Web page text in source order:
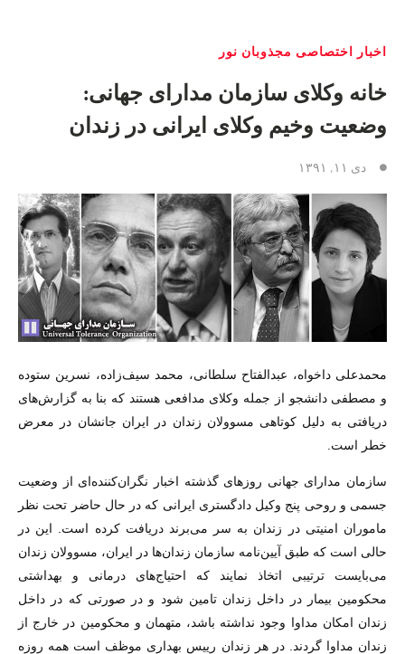
اخبار اختصاصی مجذوبان نور
خانه وکلای سازمان مدارای جهانی:
وضعیت وخیم وکلای ایرانی در زندان
دی ۱۱, ۱۳۹۱
محمدعلی داخواه، عبدالفتاح سلطانی، محمد سیف‌زاده، نسرین ستوده
و مصطفی دانشجو از جمله وکلای مدافعی هستند که بنا به گزارش‌های
دریافتی به دلیل کوتاهی مسوولان زندان در ایران جانشان در معرض
خطر است.
سازمان مدارای جهانی روزهای گذشته اخبار نگران‌کننده‌ای از وضعیت
جسمی و روحی پنج وکیل دادگستری ایرانی که در حال حاضر تحت نظر
ماموران امنیتی در زندان به سر می‌برند دریافت کرده است. این در
حالی است که طبق آیین‌نامه سازمان زندان‌ها در ایران، مسوولان زندان
می‌بایست ترتیبی اتخاذ نمایند که احتیاج‌های درمانی و بهداشتی
محکومین بیمار در داخل زندان تامین شود و در صورتی که در داخل
زندان امکان مداوا وجود نداشته باشد، متهمان و محکومین در خارج از
زندان مداوا گردند. در هر زندان رییس بهداری موظف است همه روزه